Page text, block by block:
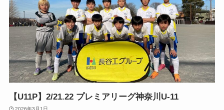
【U11P】2/21.22 プレミアリーグ神奈川U-11
2026年3月1日